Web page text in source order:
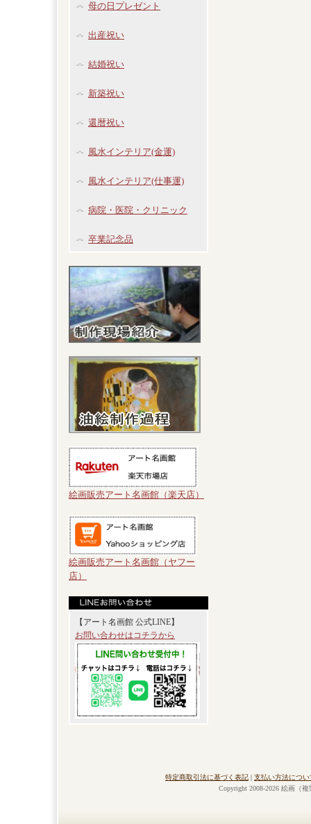
母の日プレゼント
出産祝い
結婚祝い
新築祝い
還暦祝い
風水インテリア(金運)
風水インテリア(仕事運)
病院・医院・クリニック
卒業記念品
絵画販売アート名画館（楽天店）
絵画販売アート名画館（ヤフー
店）
【アート名画館 公式LINE】
お問い合わせはコチラから
特定商取引法に基づく表記 | 支払い方法につい
Copyright 2008-2026 絵画（